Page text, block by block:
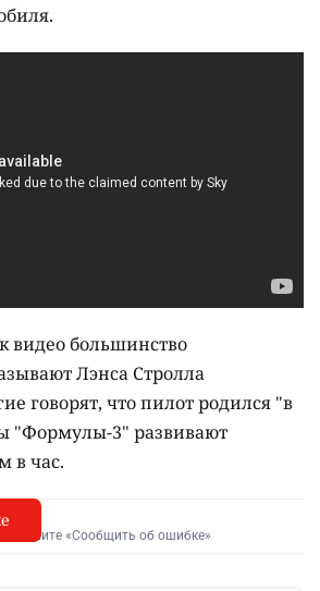
видео большинство
Лэнса Стролла
говорят, что пилот родился "в
"Формулы-3" развивают
в час.
нажмите «Сообщить об ошибке»